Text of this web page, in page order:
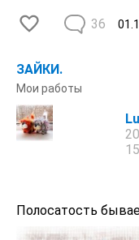
36
ЗАЙКИ.
Мои работы
Полосатость